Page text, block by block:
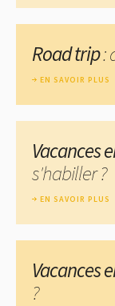
Road trip:
EN SAVOIR PLUS
Vacances
s'habiller ?
EN SAVOIR PLUS
Vacances
?